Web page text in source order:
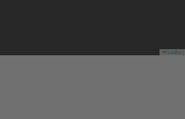
Leaflet